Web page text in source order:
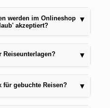
werden im Onlineshop
akzeptiert?
▾
Reiseunterlagen? ▾
für gebuchte Reisen? ▾